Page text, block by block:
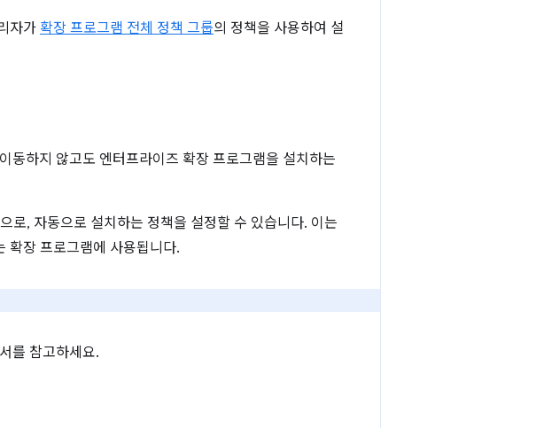
자가 확장 프로그램 전체 정책 그룹의 정책을 사용하여 설
하지 않고도 엔터프라이즈 확장 프로그램을 설치하는
로, 자동으로 설치하는 정책을 설정할 수 있습니다. 이는
확장 프로그램에 사용됩니다.
를 참고하세요.